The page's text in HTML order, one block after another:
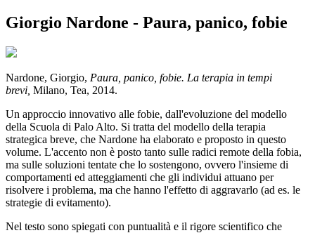
Giorgio Nardone - Paura, panico, fobie
Nardone, Giorgio, Paura, panico, fobie. La terapia in tempi
brevi, Milano, Tea, 2014.
Un approccio innovativo alle fobie, dall'evoluzione del modello
della Scuola di Palo Alto. Si tratta del modello della terapia
strategica breve, che Nardone ha elaborato e proposto in questo
volume. L'accento non è posto tanto sulle radici remote della fobia,
ma sulle soluzioni tentate che lo sostengono, ovvero l'insieme di
comportamenti ed atteggiamenti che gli individui attuano per
risolvere i problema, ma che hanno l'effetto di aggravarlo (ad es. le
strategie di evitamento).
Nel testo sono spiegati con puntualità e il rigore scientifico che